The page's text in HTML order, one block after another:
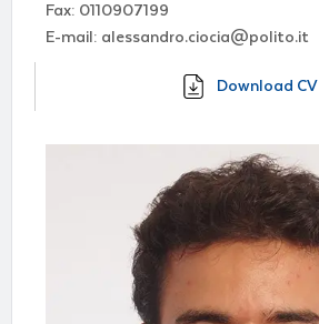
Fax: 0110907199
E-mail: alessandro.ciocia@polito.it
Download CV